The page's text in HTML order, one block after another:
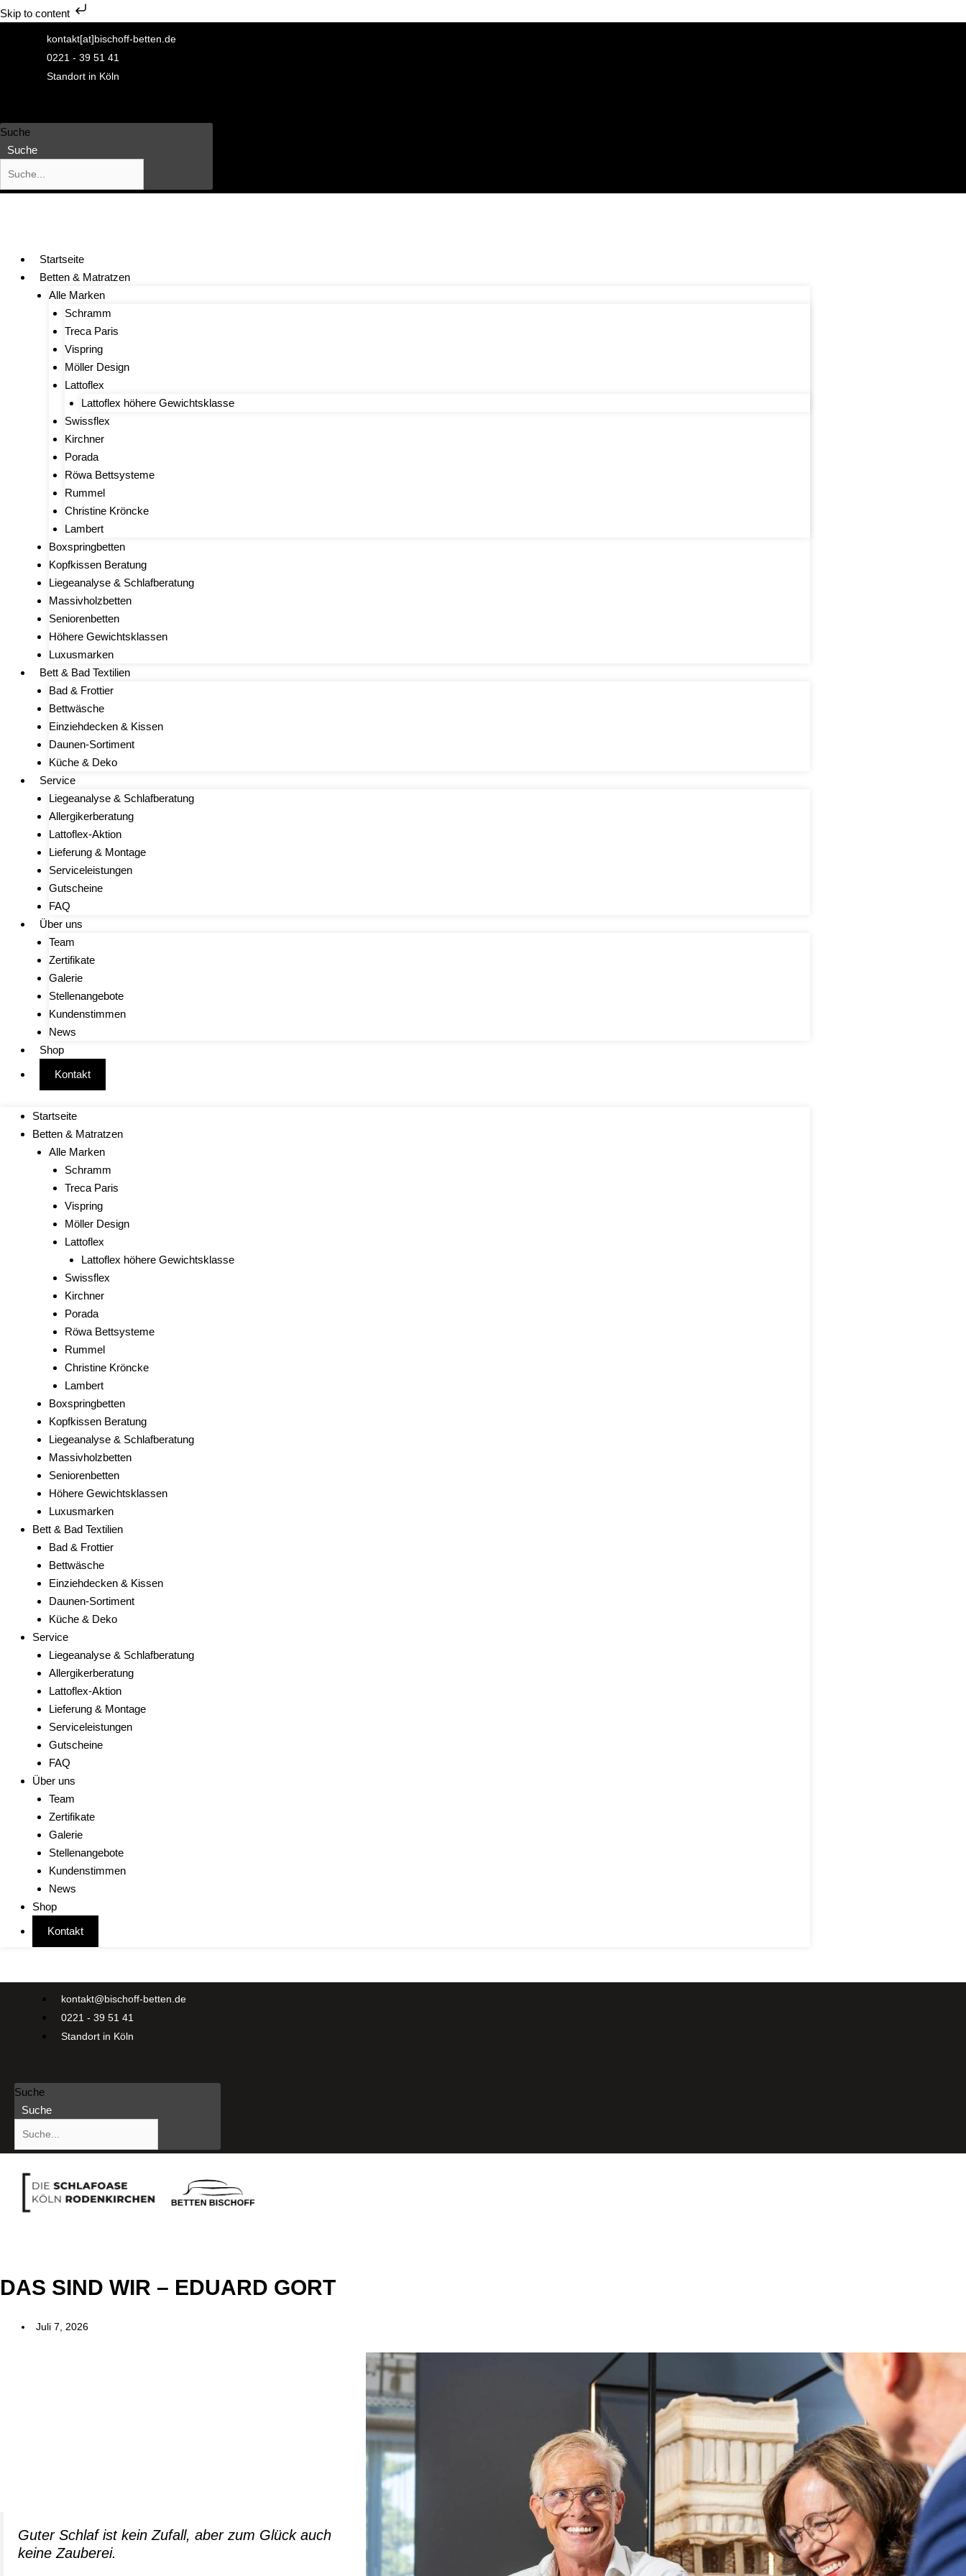
Skip to content
kontakt[at]bischoff-betten.de
0221 - 39 51 41
Standort in Köln
Suche
Suche
Startseite
Betten & Matratzen
Alle Marken
Schramm
Treca Paris
Vispring
Möller Design
Lattoflex
Lattoflex höhere Gewichtsklasse
Swissflex
Kirchner
Porada
Röwa Bettsysteme
Rummel
Christine Kröncke
Lambert
Boxspringbetten
Kopfkissen Beratung
Liegeanalyse & Schlafberatung
Massivholzbetten
Seniorenbetten
Höhere Gewichtsklassen
Luxusmarken
Bett & Bad Textilien
Bad & Frottier
Bettwäsche
Einziehdecken & Kissen
Daunen-Sortiment
Küche & Deko
Service
Liegeanalyse & Schlafberatung
Allergikerberatung
Lattoflex-Aktion
Lieferung & Montage
Serviceleistungen
Gutscheine
FAQ
Über uns
Team
Zertifikate
Galerie
Stellenangebote
Kundenstimmen
News
Shop
Kontakt
Startseite
Betten & Matratzen
Alle Marken
Schramm
Treca Paris
Vispring
Möller Design
Lattoflex
Lattoflex höhere Gewichtsklasse
Swissflex
Kirchner
Porada
Röwa Bettsysteme
Rummel
Christine Kröncke
Lambert
Boxspringbetten
Kopfkissen Beratung
Liegeanalyse & Schlafberatung
Massivholzbetten
Seniorenbetten
Höhere Gewichtsklassen
Luxusmarken
Bett & Bad Textilien
Bad & Frottier
Bettwäsche
Einziehdecken & Kissen
Daunen-Sortiment
Küche & Deko
Service
Liegeanalyse & Schlafberatung
Allergikerberatung
Lattoflex-Aktion
Lieferung & Montage
Serviceleistungen
Gutscheine
FAQ
Über uns
Team
Zertifikate
Galerie
Stellenangebote
Kundenstimmen
News
Shop
Kontakt
kontakt@bischoff-betten.de
0221 - 39 51 41
Standort in Köln
Suche
Suche
DAS SIND WIR – EDUARD GORT
Juli 7, 2026
Guter Schlaf ist kein Zufall, aber zum Glück auch
keine Zauberei.